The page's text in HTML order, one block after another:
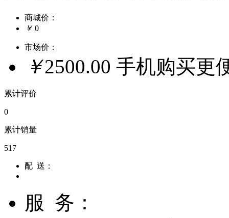
商城价：
￥ 0
市场价：
￥2500.00 手机购买更
累计评价
0
累计销量
517
配 送：
服 务：